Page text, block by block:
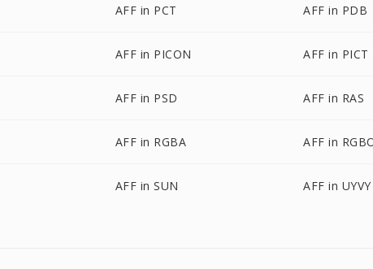
AFF in PCT AFF in PDB
AFF in PICON AFF in PICT
AFF in PSD AFF in RAS
AFF in RGBA AFF in
AFF in SUN AFF in UYVY